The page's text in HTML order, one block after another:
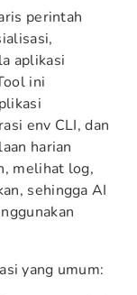
perintah
aplikasi
ini
env CLI, dan
harian
melihat log,
sehingga AI
yang umum: